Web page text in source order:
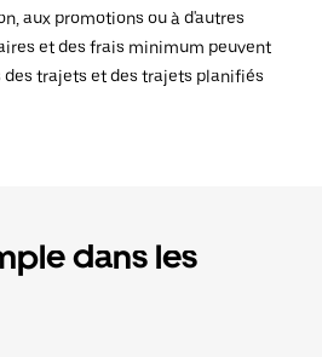
aux promotions ou à d'autres
et des frais minimum peuvent
des trajets et des trajets planifiés
dans les